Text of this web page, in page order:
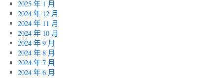
2025 年 1 月
2024 年 12 月
2024 年 11 月
2024 年 10 月
2024 年 9 月
2024 年 8 月
2024 年 7 月
2024 年 6 月